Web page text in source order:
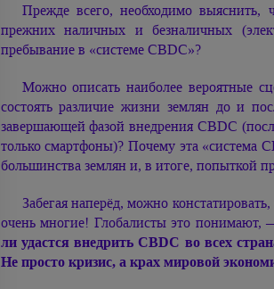
Прежде всего, необходимо выяснить,
прежних наличных и безналичных
пребывание в «системе CBDC»?
Можно описать наиболее вероятные
состоять различие жизни землян до и
завершающей фазой внедрения CBDC
только смартфоны)? Почему эта «система
большинства землян и, в итоге, попыткой
Забегая наперёд, можно
очень многие! Глобалисты это понимают,
ли удастся внедрить CBDC во всех
Не просто кризис, а крах мировой